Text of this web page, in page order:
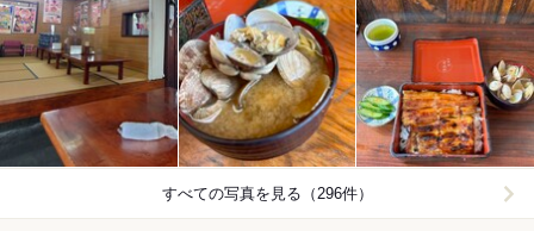
すべての写真を見る（296件）